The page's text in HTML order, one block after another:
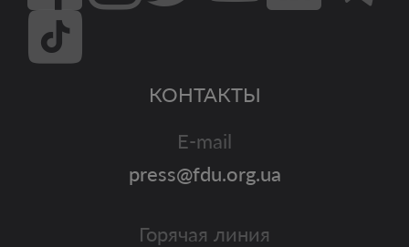
КОНТАКТЫ
E-mail
press@fdu.org.ua
Горячая линия